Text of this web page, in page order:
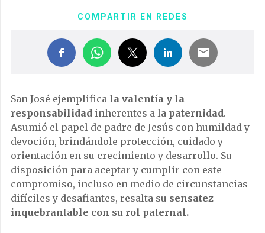
COMPARTIR EN REDES
San José ejemplifica la valentía y la
responsabilidad inherentes a la paternidad.
Asumió el papel de padre de Jesús con humildad y
devoción, brindándole protección, cuidado y
orientación en su crecimiento y desarrollo. Su
disposición para aceptar y cumplir con este
compromiso, incluso en medio de circunstancias
difíciles y desafiantes, resalta su sensatez
inquebrantable con su rol paternal.